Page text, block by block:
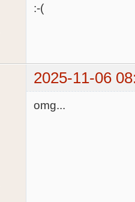
:-(
2025-11-06
omg...